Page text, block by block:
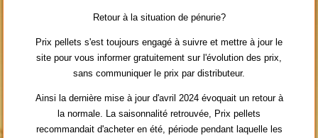
Retour à la situation de pénurie?
Prix pellets s'est toujours engagé à suivre et mettre à jour le
site pour vous informer gratuitement sur l'évolution des prix,
sans communiquer le prix par distributeur.
Ainsi la dernière mise à jour d'avril 2024 évoquait un retour à
la normale. La saisonnalité retrouvée, Prix pellets
recommandait d'acheter en été, période pendant laquelle les